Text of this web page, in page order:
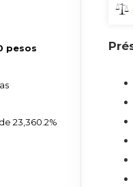
pesos
23,360.2%